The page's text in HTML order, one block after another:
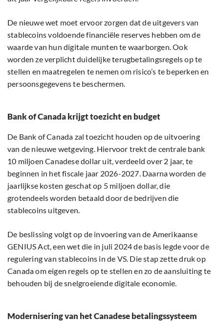
De nieuwe wet moet ervoor zorgen dat de uitgevers van
stablecoins voldoende financiële reserves hebben om de
waarde van hun digitale munten te waarborgen. Ook
worden ze verplicht duidelijke terugbetalingsregels op te
stellen en maatregelen te nemen om risico’s te beperken en
persoonsgegevens te beschermen.
Bank of Canada krijgt toezicht en budget
De Bank of Canada zal toezicht houden op de uitvoering
van de nieuwe wetgeving. Hiervoor trekt de centrale bank
10 miljoen Canadese dollar uit, verdeeld over 2 jaar, te
beginnen in het fiscale jaar 2026-2027. Daarna worden de
jaarlijkse kosten geschat op 5 miljoen dollar, die
grotendeels worden betaald door de bedrijven die
stablecoins uitgeven.
De beslissing volgt op de invoering van de Amerikaanse
GENIUS Act, een wet die in juli 2024 de basis legde voor de
regulering van stablecoins in de VS. Die stap zette druk op
Canada om eigen regels op te stellen en zo de aansluiting te
behouden bij de snelgroeiende digitale economie.
Modernisering van het Canadese betalingssysteem